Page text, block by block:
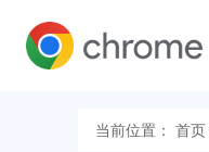
当前位置： 首页